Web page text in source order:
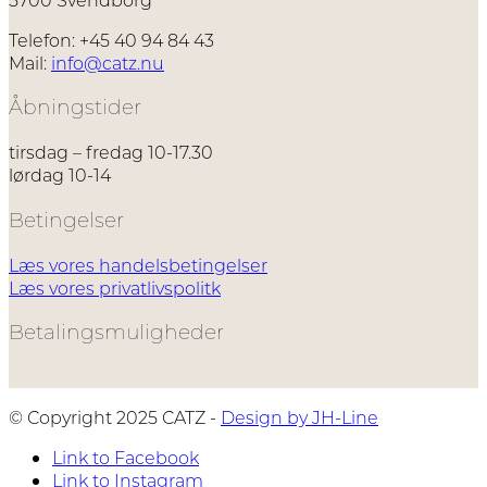
Telefon: +45 40 94 84 43
Mail: info@catz.nu
Åbningstider
tirsdag – fredag 10-17.30
lørdag 10-14
Betingelser
Læs vores handelsbetingelser
Læs vores privatlivspolitk
Betalingsmuligheder
© Copyright 2025 CATZ - Design by JH-Line
Link to Facebook
Link to Instagram